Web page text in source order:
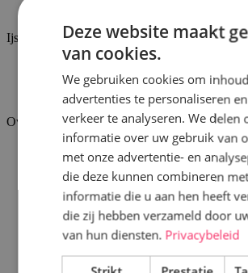
Ijssalon
Surprice Heuvelland
Surprice Kemmel
Over ons
Missie en visie
Christof Thorrez
Vacatures
Inspiratie
Deze website maakt
van cookies.
We gebruiken cookies om
advertenties te personaliseren
verkeer te analyseren. We delen
informatie over uw gebruik van
met onze advertentie- en
die deze kunnen combineren
informatie die u aan hen heeft
die zij hebben verzameld door
van hun diensten. Privacybeleid